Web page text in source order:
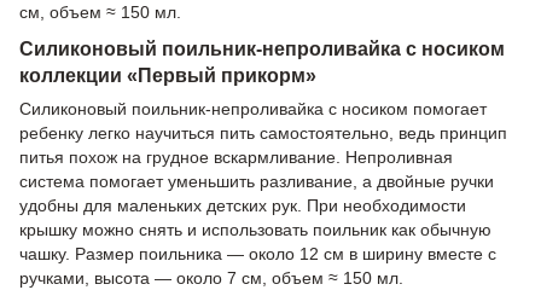
см, объем ≈ 150 мл.
Силиконовый поильник-непроливайка с носиком
коллекции «Первый прикорм»
Силиконовый поильник-непроливайка с носиком помогает
ребенку легко научиться пить самостоятельно, ведь принцип
питья похож на грудное вскармливание. Непроливная
система помогает уменьшить разливание, а двойные ручки
удобны для маленьких детских рук. При необходимости
крышку можно снять и использовать поильник как обычную
чашку. Размер поильника — около 12 см в ширину вместе с
ручками, высота — около 7 см, объем ≈ 150 мл.